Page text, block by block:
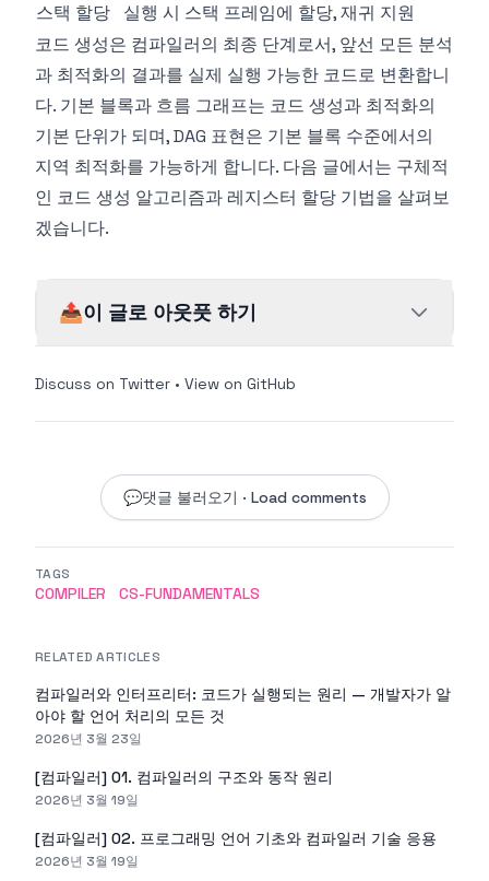
스택 할당
실행 시 스택 프레임에 할당, 재귀 지원
코드 생성은 컴파일러의 최종 단계로서, 앞선 모든 분석
과 최적화의 결과를 실제 실행 가능한 코드로 변환합니
다. 기본 블록과 흐름 그래프는 코드 생성과 최적화의
기본 단위가 되며, DAG 표현은 기본 블록 수준에서의
지역 최적화를 가능하게 합니다. 다음 글에서는 구체적
인 코드 생성 알고리즘과 레지스터 할당 기법을 살펴보
겠습니다.
📤이 글로 아웃풋 하기
Discuss on Twitter • View on GitHub
💬댓글 불러오기 · Load comments
TAGS
COMPILER CS-FUNDAMENTALS
RELATED ARTICLES
컴파일러와 인터프리터: 코드가 실행되는 원리 — 개발자가 알
아야 할 언어 처리의 모든 것
2026년 3월 23일
[컴파일러] 01. 컴파일러의 구조와 동작 원리
2026년 3월 19일
[컴파일러] 02. 프로그래밍 언어 기초와 컴파일러 기술 응용
2026년 3월 19일